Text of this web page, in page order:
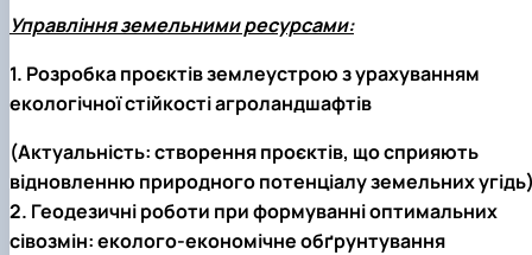
Управління земельними ресурсами:
1. Розробка проєктів землеустрою з урахуванням
екологічної стійкості агроландшафтів
(Актуальність: створення проєктів, що сприяють
відновленню природного потенціалу земельних
2. Геодезичні роботи при формуванні оптимальних
сівозмін: еколого-економічне обґрунтування